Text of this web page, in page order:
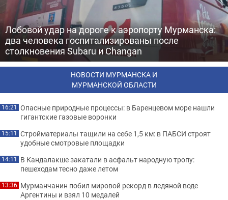
Лобовой удар на дороге к аэропорту Мурманска:
два человека госпитализированы после
столкновения Subaru и Changan
НОВОСТИ МУРМАНСКА И
МУРМАНСКОЙ ОБЛАСТИ
16:21 Опасные природные процессы: в Баренцевом море нашли
гигантские газовые воронки
15:11 Стройматериалы тащили на себе 1,5 км: в ПАБСИ строят
удобные смотровые площадки
14:11 В Кандалакше закатали в асфальт народную тропу:
пешеходам тесно даже летом
13:36 Мурманчанин побил мировой рекорд в ледяной воде
Аргентины и взял 10 медалей